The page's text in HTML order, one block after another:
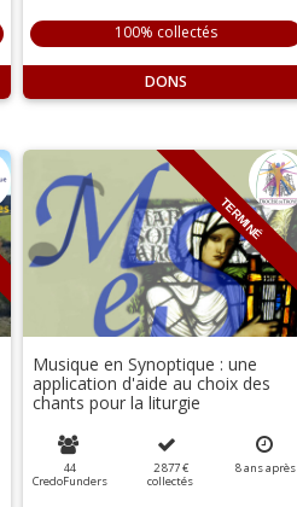
100% collectés
DONS
TERMINÉ
Musique en Synoptique : une
application d'aide au choix des
chants pour la liturgie
44
CredoFunders
2 877 €
collectés
8ansaprès